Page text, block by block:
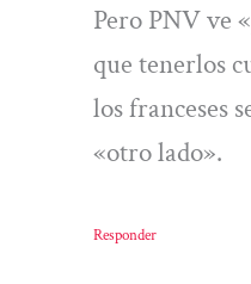
Pero PNV ve
que tenerlos
los franceses
«otro lado».
Responder